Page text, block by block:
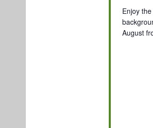
Enjoy
August